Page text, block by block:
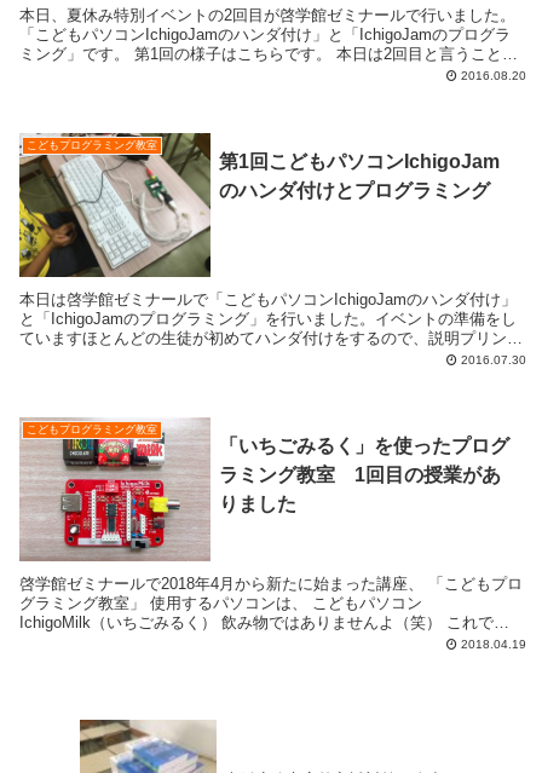
本日、夏休み特別イベントの2回目が啓学館ゼミナールで行いました。
「こどもパソコンIchigoJamのハンダ付け」と「IchigoJamのプログラ
ミング」です。 第1回の様子はこちらです。 本日は2回目と言うことも
2016.08.20
こどもプログラミング教室
第1回こどもパソコンIchigoJam
のハンダ付けとプログラミング
本日は啓学館ゼミナールで「こどもパソコンIchigoJamのハンダ付け」
と「IchigoJamのプログラミング」を行いました。イベントの準備をし
ていますほとんどの生徒が初めてハンダ付けをするので、説明プリント
2016.07.30
こどもプログラミング教室
「いちごみるく」を使ったプログ
ラミング教室 1回目の授業があ
りました
啓学館ゼミナールで2018年4月から新たに始まった講座、 「こどもプロ
グラミング教室」 使用するパソコンは、 こどもパソコン
IchigoMilk（いちごみるく） 飲み物ではありませんよ（笑） これで
2018.04.19